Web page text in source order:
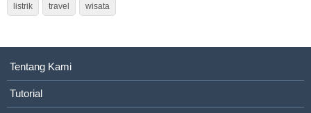
listrik travel wisata
Tentang Kami
Tutorial